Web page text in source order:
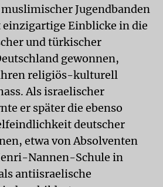
Jugendbanden
einzigartige Einblicke in die
und türkischer
gewonnen,
religiös-kulturell
Als israelischer
er später die ebenso
deutscher
etwa von Absolventen
Nannen-Schule in
antiisraelische